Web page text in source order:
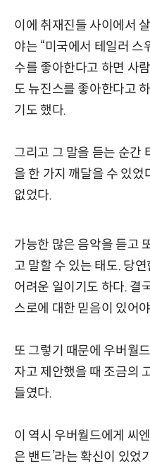
이에 취재진들 사이에서
야는 “미국에서 테일러
수를 좋아한다고 하면 사
도 뉴진스를 좋아한다고
기도 했다.
그리고 그 말을 듣는 순간
을 한 가지 깨달을 수 있었
없었다.
가능한 많은 음악을 듣고
고 말할 수 있는 태도. 당
어려운 일이기도 하다. 결
스로에 대한 믿음이 있어
또 그렇기 때문에 우버월
자고 제안했을 때 조금의
들였다.
이 역시 우버월드에게 씨
은 밴드’라는 확신이 있었